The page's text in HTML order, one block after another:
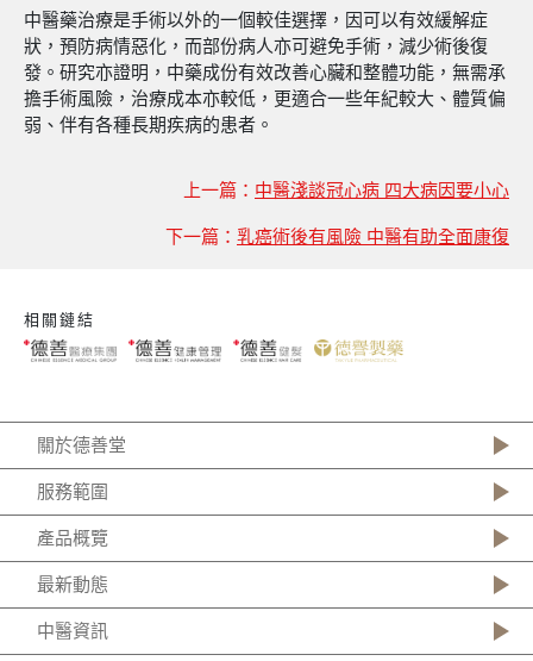
中醫藥治療是手術以外的一個較佳選擇，因可以有效緩解症
狀，預防病情惡化，而部份病人亦可避免手術，減少術後復
發。研究亦證明，中藥成份有效改善心臟和整體功能，無需承
擔手術風險，治療成本亦較低，更適合一些年紀較大、體質偏
弱、伴有各種長期疾病的患者。
上一篇： 中醫淺談冠心病 四大病因要小心
下一篇： 乳癌術後有風險 中醫有助全面康復
相關鏈結
關於德善堂
服務範圍
產品概覽
最新動態
中醫資訊